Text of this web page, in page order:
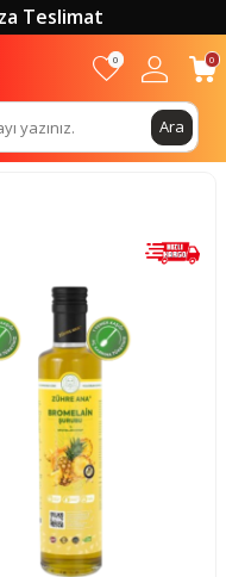
Teslimat
Ara
0 0